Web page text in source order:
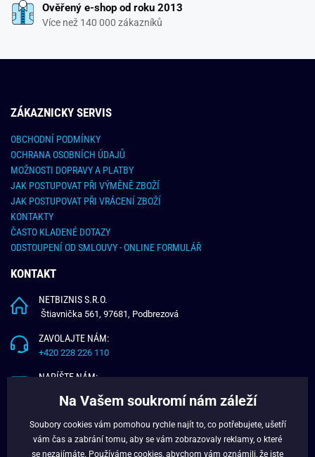
Ověřený e-shop od roku 2013
Více než 140 000 zákazníků
ZÁKAZNICKY SERVIS
OBCHODNÍ PODMÍNKY
OCHRANA OSOBNÍCH ÚDAJŮ
MOŽNOSTI DOPRAVY A PLATBY
JAK POSTUPOVAT PŘI VÝMĚNĚ ZBOŽÍ
JAK POSTUPOVAT PŘI VRÁCENÍ ZBOŽÍ
KONTAKTY
ČASTO KLADENÉ DOTAZY
ODSTOUPENÍ OD SMLOUVY - ONLINE FORMULÁŘ
KONTAKT
NETBIZNIS S.R.O.
Štiavnička 561, 97681, Podbrezová
ZAVOLAJTE NÁM:
+420 228 226 110
NAPÍŠTE NÁM:
O NÁS
Na Vašem soukromí nám záleží
Soubory cookies vám pomohou rychle najít to, co potřebujete, ušetří
vám čas a zabrání tomu, aby se vám zobrazovaly reklamy, o které
se nezajímáte. Používáme cookies , abychom vám oznámili, že jste